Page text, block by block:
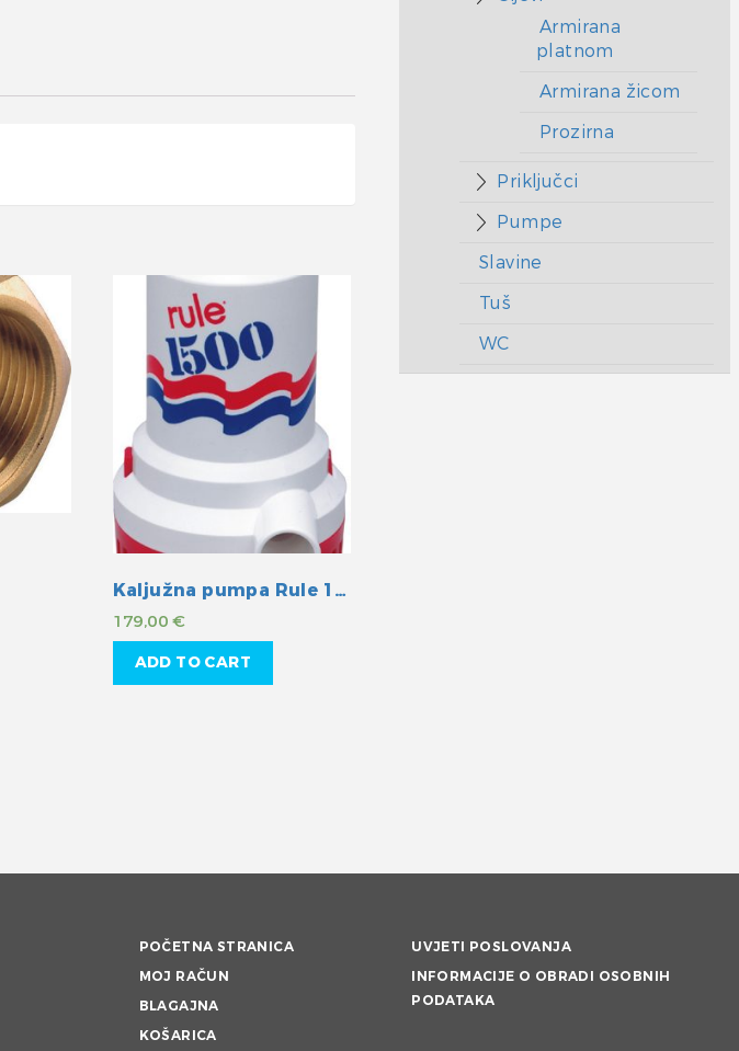
Kaljužna pumpa Rule 1500GPH 24V
179,00€
ADD TO CART
Armirana
platnom
Armirana žicom
Prozirna
Priključci
Pumpe
Slavine
Tuš
WC
POČETNA STRANICA
MOJ RAČUN
BLAGAJNA
KOŠARICA
UVJETI POSLOVANJA
INFORMACIJE O OBRADI OSOBNIH
PODATAKA